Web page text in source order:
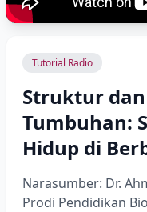
Tutorial Radio
Struktur
Tumbuhan:
Hidup di
Narasumber: Dr.
Prodi Pendidikan